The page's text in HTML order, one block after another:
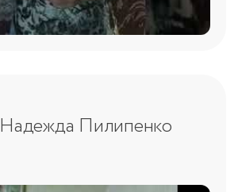
Надежда Пилипенко